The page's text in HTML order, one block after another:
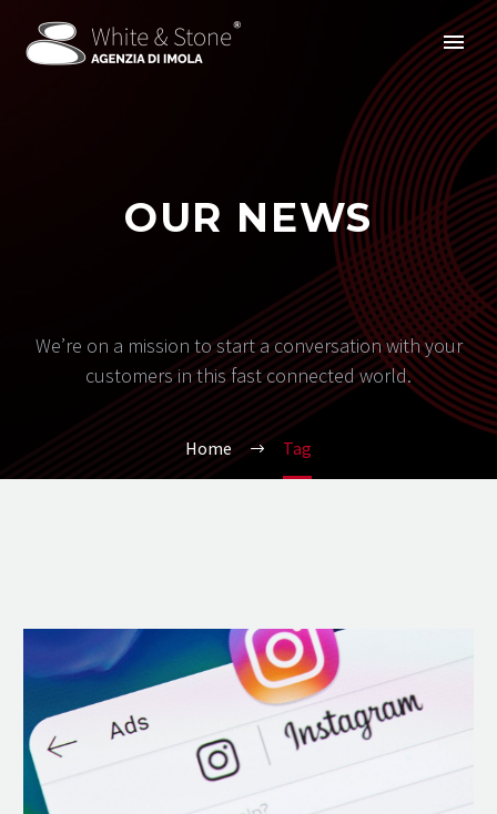
OUR NEWS
We’re on a mission to start a conversation with your
customers in this fast connected world.
Home Tag